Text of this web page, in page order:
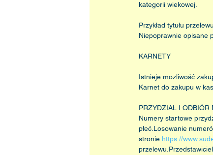
kategorii wiekowej.
Przykład tytułu
Niepoprawnie opisane
KARNETY
Istnieje możliwość
Karnet do zakupu w
PRZYDZIAŁ I ODBIÓR
Numery startowe
płeć.Losowanie
stronie https://